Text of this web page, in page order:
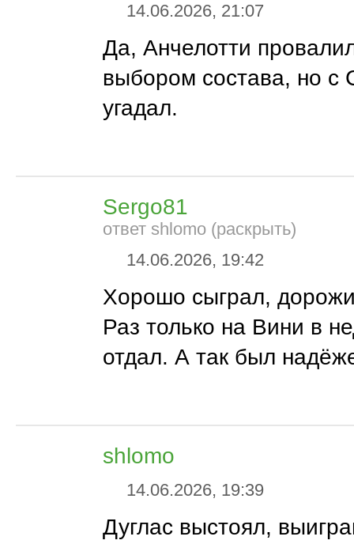
14.06.2026, 21:07
Да, Анчелотти
выбором состава, но с
угадал.
Sergo81
ответ shlomo (раскрыть)
14.06.2026, 19:42
Хорошо сыграл,
Раз только на Вини в
отдал. А так был
shlomo
14.06.2026, 19:39
Дуглас выстоял,